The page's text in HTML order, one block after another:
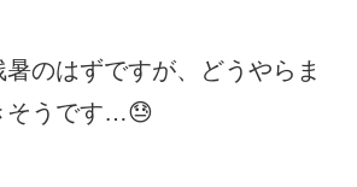
のはずですが、どうやらま
そうです…😓